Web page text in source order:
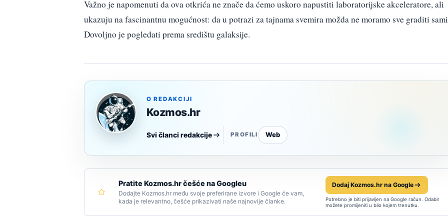
Važno je napomenuti da ova otkrića ne znače da ćemo uskoro napustiti laboratorijske akceleratore, ali
ukazuju na fascinantnu mogućnost: da u potrazi za tajnama svemira možda ne moramo sve graditi
Dovoljno je pogledati prema središtu galaksije.
O REDAKCIJI
Kozmos.hr
Svi članci redakcije PROFILI Web
Pratite Kozmos.hr češće na Googleu
Dodajte Kozmos.hr među svoje preferirane izvore i Google će vam,
kada je relevantno, češće prikazivati naše najnovije članke.
Dodaj Kozmos.hr na Google
Potrebno je biti prijavljen na Google račun. Odabir
možete promijeniti u bilo kojem trenutku.